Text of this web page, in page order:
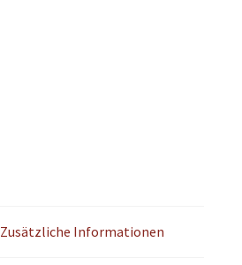
Zusätzliche Informationen